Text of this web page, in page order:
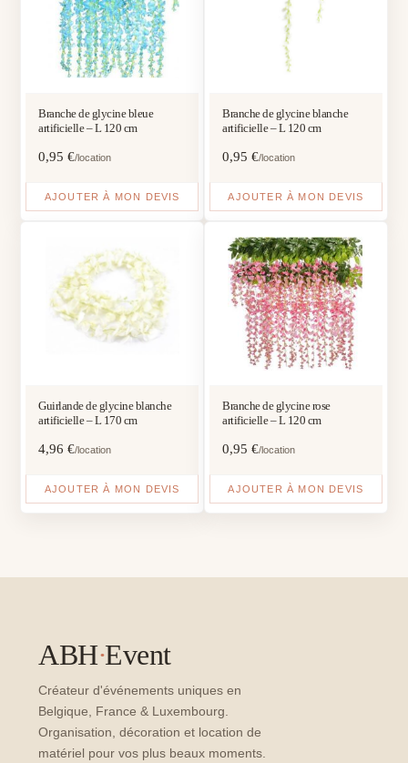
Branche de glycine bleue
artificielle – L 120 cm
0,95€/location
AJOUTER À MON DEVIS
Branche de glycine blanche
artificielle – L 120 cm
0,95 €/location
AJOUTER À MON DEVIS
Guirlande de glycine blanche
artificielle – L 170 cm
4,96€/location
AJOUTER À MON DEVIS
Branche de glycine rose
artificielle – L 120 cm
0,95 €/location
AJOUTER À MON DEVIS
ABH·Event
Créateur d'événements uniques en
Belgique, France & Luxembourg.
Organisation, décoration et location de
matériel pour vos plus beaux moments.